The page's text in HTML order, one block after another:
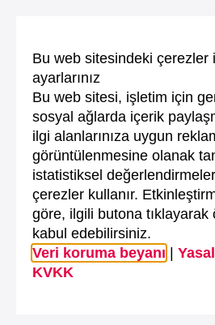
Bu web sitesindeki çerezler
ayarlarınız
Bu web sitesi, işletim için
sosyal ağlarda içerik
ilgi alanlarınıza uygun
görüntülenmesine olanak
istatistiksel
çerezler kullanır.
göre, ilgili butona tıklayarak
kabul edebilirsiniz.
Veri koruma beyanı
KVKK